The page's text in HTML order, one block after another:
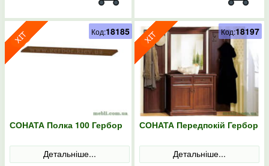
СОНАТА Полка 100 Гербор
Детальніше...
Код:18185
СОНАТА Передпокій Гербор
Детальніше...
Код:18197